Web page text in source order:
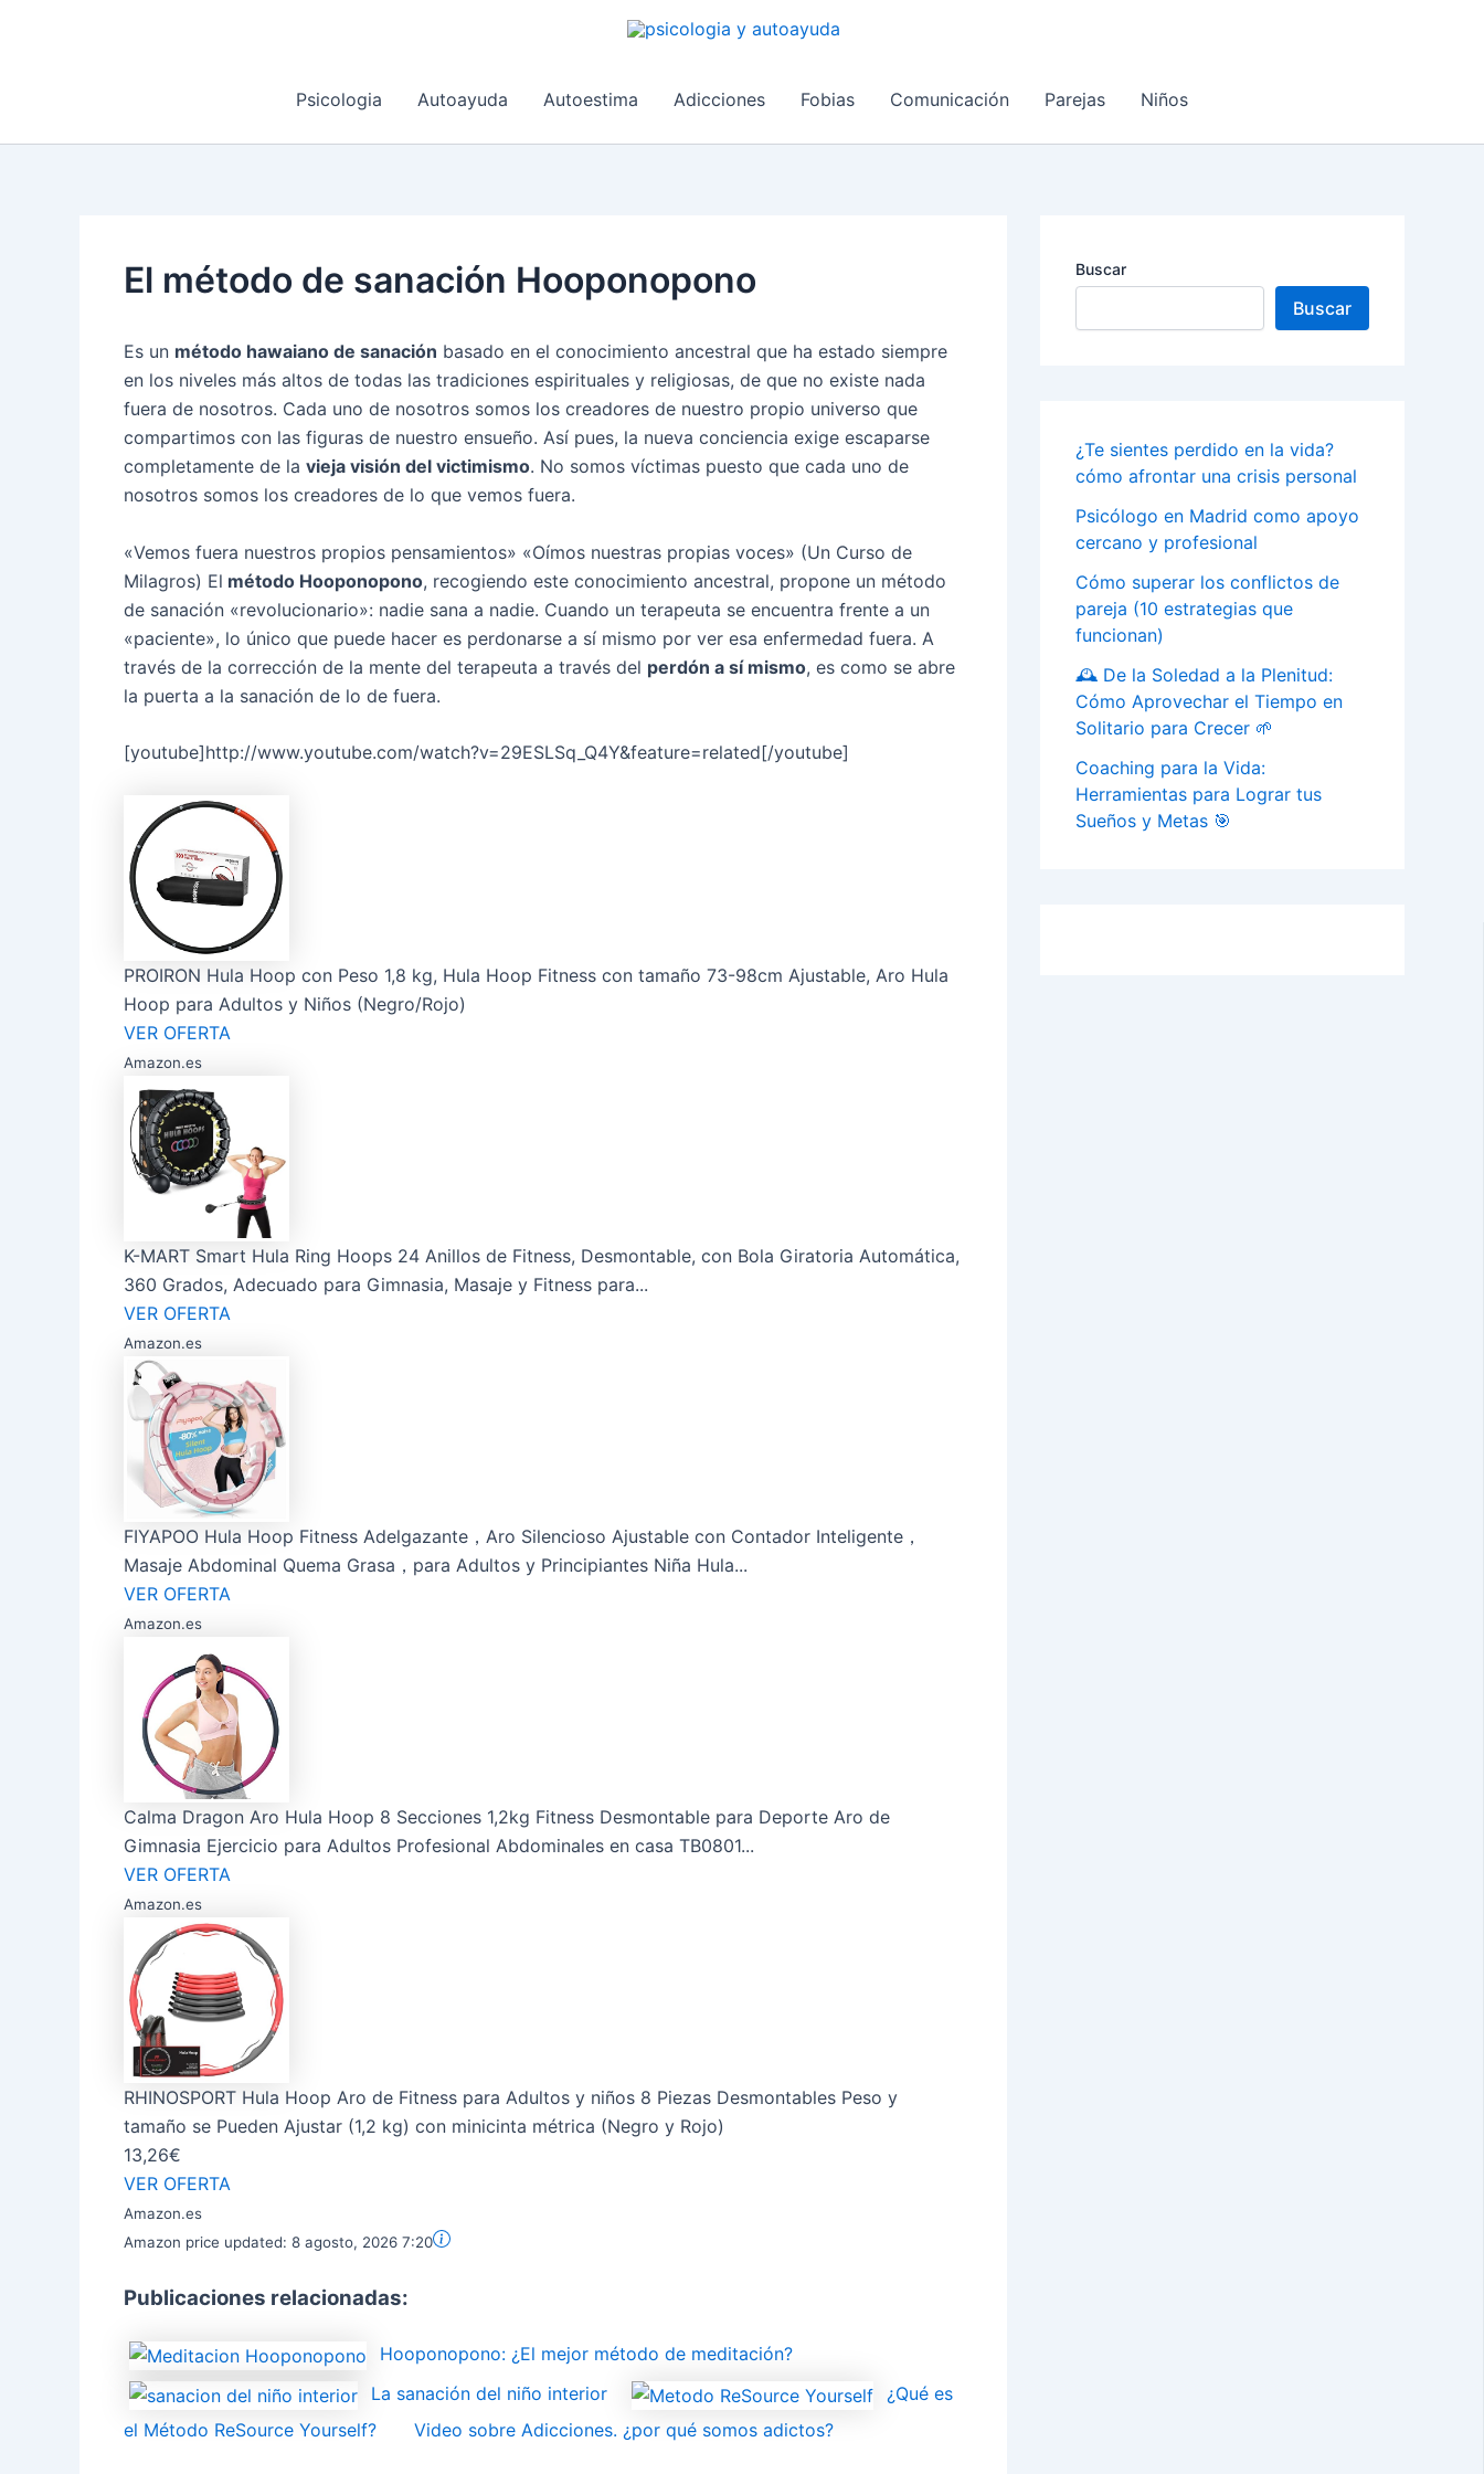
Psicologia
Autoayuda Autoestima Adicciones Fobias Comunicación Parejas Niños
El método de sanación Hooponopono
Es un método hawaiano de sanación basado en el conocimiento ancestral que ha estado siempre
en los niveles más altos de todas las tradiciones espirituales y religiosas, de que no existe nada
fuera de nosotros. Cada uno de nosotros somos los creadores de nuestro propio universo que
compartimos con las figuras de nuestro ensueño. Así pues, la nueva conciencia exige escaparse
completamente de la vieja visión del victimismo. No somos víctimas puesto que cada uno de
nosotros somos los creadores de lo que vemos fuera.
«Vemos fuera nuestros propios pensamientos» «Oímos nuestras propias voces» (Un Curso de
Milagros) El método Hooponopono, recogiendo este conocimiento ancestral, propone un método
de sanación «revolucionario»: nadie sana a nadie. Cuando un terapeuta se encuentra frente a un
«paciente», lo único que puede hacer es perdonarse a sí mismo por ver esa enfermedad fuera. A
través de la corrección de la mente del terapeuta a través del perdón a sí mismo, es como se abre
la puerta a la sanación de lo de fuera.
[youtube]http://www.youtube.com/watch?v=29ESLSq_Q4Y&feature=related[/youtube]
PROIRON Hula Hoop con Peso 1,8 kg, Hula Hoop Fitness con tamaño 73-98cm Ajustable, Aro Hula
Hoop para Adultos y Niños (Negro/Rojo)
VER OFERTA
Amazon.es
K-MART Smart Hula Ring Hoops 24 Anillos de Fitness, Desmontable, con Bola Giratoria Automática,
360 Grados, Adecuado para Gimnasia, Masaje y Fitness para...
VER OFERTA
Amazon.es
FIYAPOO Hula Hoop Fitness Adelgazante，Aro Silencioso Ajustable con Contador Inteligente，
Masaje Abdominal Quema Grasa，para Adultos y Principiantes Niña Hula...
VER OFERTA
Amazon.es
Calma Dragon Aro Hula Hoop 8 Secciones 1,2kg Fitness Desmontable para Deporte Aro de
Gimnasia Ejercicio para Adultos Profesional Abdominales en casa TB0801...
VER OFERTA
Amazon.es
RHINOSPORT Hula Hoop Aro de Fitness para Adultos y niños 8 Piezas Desmontables Peso y
tamaño se Pueden Ajustar (1,2 kg) con minicinta métrica (Negro y Rojo)
13,26€
VER OFERTA
Amazon.es
Amazon price updated: 8 agosto, 2026 7:20
Publicaciones relacionadas:
Hooponopono: ¿El mejor método de meditación?
La sanación del niño interior
¿Qué es
el Método ReSource Yourself?
Video sobre Adicciones. ¿por qué somos adictos?
Buscar
Buscar
¿Te sientes perdido en la vida?
cómo afrontar una crisis personal
Psicólogo en Madrid como apoyo
cercano y profesional
Cómo superar los conflictos de
pareja (10 estrategias que
funcionan)
🕰️ De la Soledad a la Plenitud:
Cómo Aprovechar el Tiempo en
Solitario para Crecer 🌱
Coaching para la Vida:
Herramientas para Lograr tus
Sueños y Metas 🎯